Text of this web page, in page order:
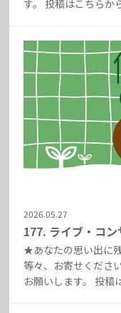
す。 投稿はこちらか
2026.05.27
177. ライブ・コ
★あなたの思い出に
等々、お寄せくださ
お願いします。 投稿